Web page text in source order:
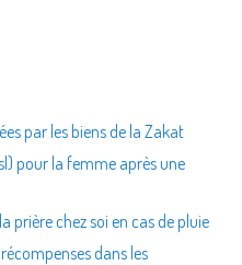
par les biens de la Zakat
pour la femme après une
prière chez soi en cas de pluie
dans les